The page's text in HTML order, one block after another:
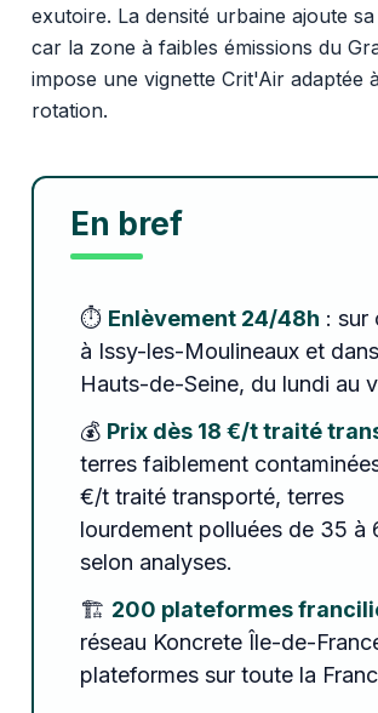
exutoire. La densité urbaine ajoute
car la zone à faibles émissions du
impose une vignette Crit'Air adaptée
rotation.
En bref
⏱️ Enlèvement 24/48h : sur
à Issy-les-Moulineaux et
Hauts-de-Seine, du lundi au
💰 Prix dès 18 €/t traité
terres faiblement
€/t traité transporté, terres
lourdement polluées de 35 à
selon analyses.
🏗️ 200 plateformes
réseau Koncrete Île-de-
plateformes sur toute la